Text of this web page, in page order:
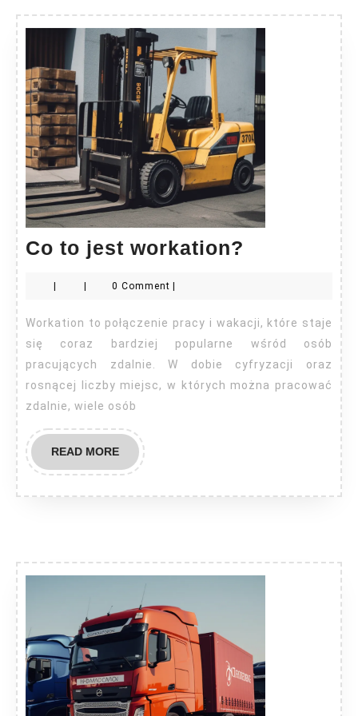
Co to jest workation?
workation?
| | 0 Comment |
Workation to połączenie pracy i wakacji, które staje
się coraz bardziej popularne wśród osób
pracujących zdalnie. W dobie cyfryzacji oraz
rosnącej liczby miejsc, w których można pracować
zdalnie, wiele osób
READ MOREREAD
MORE